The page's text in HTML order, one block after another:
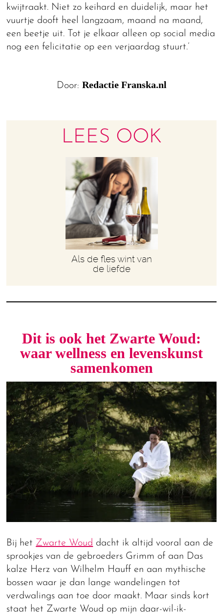
kwijtraakt. Niet zo keihard en duidelijk, maar het
vuurtje dooft heel langzaam, maand na maand,
een beetje uit. Tot je elkaar alleen op social media
nog een felicitatie op een verjaardag stuurt.’
Door: Redactie Franska.nl
LEES OOK
Als de fles wint van
de liefde
Dit is ook het Zwarte Woud:
waar wellness en levenskunst
samenkomen
Bij het Zwarte Woud dacht ik altijd vooral aan de
sprookjes van de gebroeders Grimm of aan Das
kalze Herz van Wilhelm Hauff en aan mythische
bossen waar je dan lange wandelingen tot
verdwalings aan toe door maakt. Maar sinds kort
staat het Zwarte Woud op mijn daar-wil-ik-